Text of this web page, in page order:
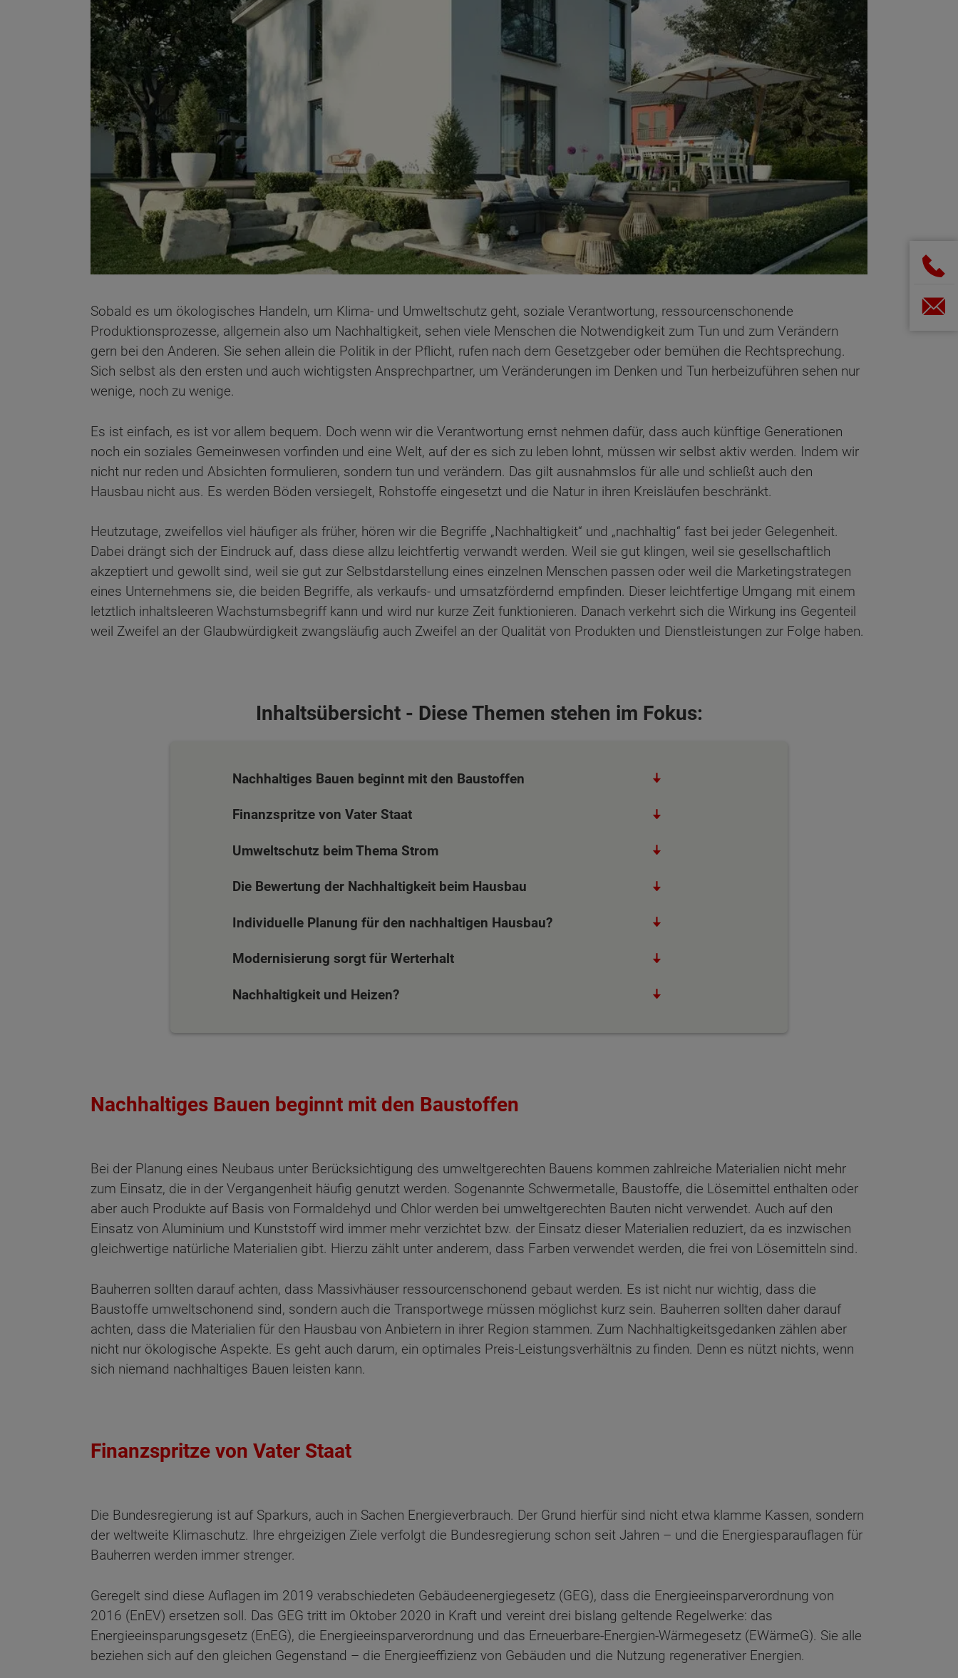
Sobald es um ökologisches Handeln, um Klima- und Umweltschutz geht, soziale Verantwortung, ressourcenschonende
Produktionsprozesse, allgemein also um Nachhaltigkeit, sehen viele Menschen die Notwendigkeit zum Tun und zum Verändern
gern bei den Anderen. Sie sehen allein die Politik in der Pflicht, rufen nach dem Gesetzgeber oder bemühen die Rechtsprechung.
Sich selbst als den ersten und auch wichtigsten Ansprechpartner, um Veränderungen im Denken und Tun herbeizuführen sehen nur
wenige, noch zu wenige.
Es ist einfach, es ist vor allem bequem. Doch wenn wir die Verantwortung ernst nehmen dafür, dass auch künftige Generationen
noch ein soziales Gemeinwesen vorfinden und eine Welt, auf der es sich zu leben lohnt, müssen wir selbst aktiv werden. Indem wir
nicht nur reden und Absichten formulieren, sondern tun und verändern. Das gilt ausnahmslos für alle und schließt auch den
Hausbau nicht aus. Es werden Böden versiegelt, Rohstoffe eingesetzt und die Natur in ihren Kreisläufen beschränkt.
Heutzutage, zweifellos viel häufiger als früher, hören wir die Begriffe „Nachhaltigkeit“ und „nachhaltig“ fast bei jeder Gelegenheit.
Dabei drängt sich der Eindruck auf, dass diese allzu leichtfertig verwandt werden. Weil sie gut klingen, weil sie gesellschaftlich
akzeptiert und gewollt sind, weil sie gut zur Selbstdarstellung eines einzelnen Menschen passen oder weil die Marketingstrategen
eines Unternehmens sie, die beiden Begriffe, als verkaufs- und umsatzfördernd empfinden. Dieser leichtfertige Umgang mit einem
letztlich inhaltsleeren Wachstumsbegriff kann und wird nur kurze Zeit funktionieren. Danach verkehrt sich die Wirkung ins Gegenteil
weil Zweifel an der Glaubwürdigkeit zwangsläufig auch Zweifel an der Qualität von Produkten und Dienstleistungen zur Folge haben.
Inhaltsübersicht - Diese Themen stehen im Fokus:
Nachhaltiges Bauen beginnt mit den Baustoffen
Finanzspritze von Vater Staat
Umweltschutz beim Thema Strom
Die Bewertung der Nachhaltigkeit beim Hausbau
Individuelle Planung für den nachhaltigen Hausbau?
Modernisierung sorgt für Werterhalt
Nachhaltigkeit und Heizen?
Nachhaltiges Bauen beginnt mit den Baustoffen
Bei der Planung eines Neubaus unter Berücksichtigung des umweltgerechten Bauens kommen zahlreiche Materialien nicht mehr
zum Einsatz, die in der Vergangenheit häufig genutzt werden. Sogenannte Schwermetalle, Baustoffe, die Lösemittel enthalten oder
aber auch Produkte auf Basis von Formaldehyd und Chlor werden bei umweltgerechten Bauten nicht verwendet. Auch auf den
Einsatz von Aluminium und Kunststoff wird immer mehr verzichtet bzw. der Einsatz dieser Materialien reduziert, da es inzwischen
gleichwertige natürliche Materialien gibt. Hierzu zählt unter anderem, dass Farben verwendet werden, die frei von Lösemitteln sind.
Bauherren sollten darauf achten, dass Massivhäuser ressourcenschonend gebaut werden. Es ist nicht nur wichtig, dass die
Baustoffe umweltschonend sind, sondern auch die Transportwege müssen möglichst kurz sein. Bauherren sollten daher darauf
achten, dass die Materialien für den Hausbau von Anbietern in ihrer Region stammen. Zum Nachhaltigkeitsgedanken zählen aber
nicht nur ökologische Aspekte. Es geht auch darum, ein optimales Preis-Leistungsverhältnis zu finden. Denn es nützt nichts, wenn
sich niemand nachhaltiges Bauen leisten kann.
Finanzspritze von Vater Staat
Die Bundesregierung ist auf Sparkurs, auch in Sachen Energieverbrauch. Der Grund hierfür sind nicht etwa klamme Kassen, sondern
der weltweite Klimaschutz. Ihre ehrgeizigen Ziele verfolgt die Bundesregierung schon seit Jahren – und die Energiesparauflagen für
Bauherren werden immer strenger.
Geregelt sind diese Auflagen im 2019 verabschiedeten Gebäudeenergiegesetz (GEG), dass die Energieeinsparverordnung von
2016 (EnEV) ersetzen soll. Das GEG tritt im Oktober 2020 in Kraft und vereint drei bislang geltende Regelwerke: das
Energieeinsparungsgesetz (EnEG), die Energieeinsparverordnung und das Erneuerbare-Energien-Wärmegesetz (EWärmeG). Sie alle
beziehen sich auf den gleichen Gegenstand – die Energieeffizienz von Gebäuden und die Nutzung regenerativer Energien.